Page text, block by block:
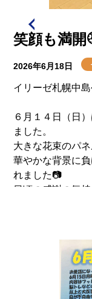
笑顔も満
2026年6月18日
イリーゼ札幌中島
６月１４日（日
ました。
大きな花束のパ
華やかな背景に
れました📷
日頃の感謝の気
皆で食べ、和や
過ごしていただ